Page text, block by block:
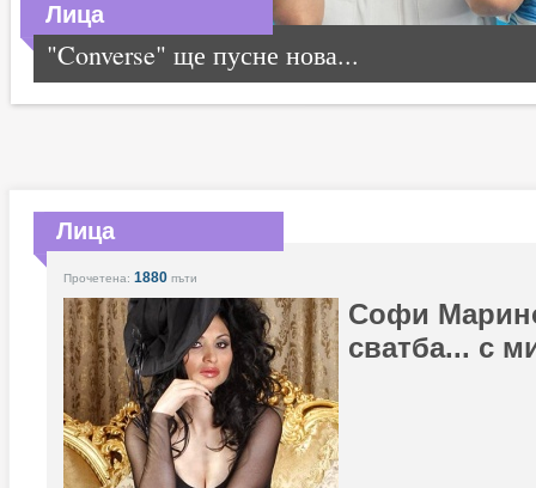
Лица
"Converse" ще пусне нова...
Лица
Прочетена: 1880 пъти
Софи
сватба... с